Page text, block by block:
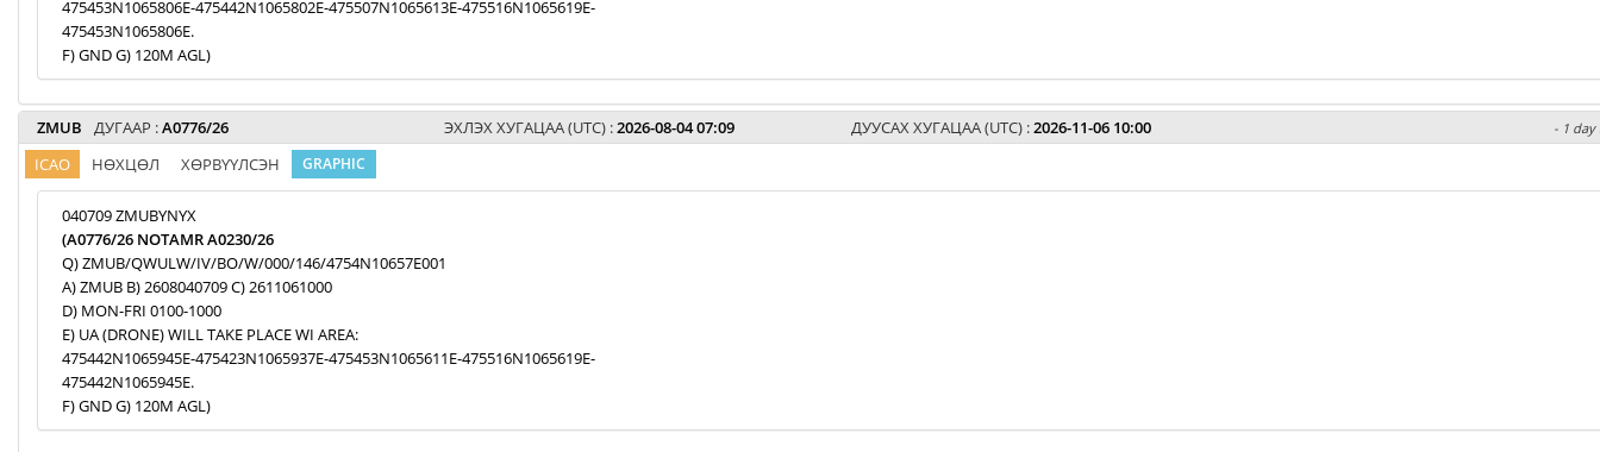
475453N1065806E-475442N1065802E-475507N1065613E-475516N1065619E-
475453N1065806E.
F) GND G) 120M AGL)
ZMUB ДУГААР :A0776/26 ЭХЛЭХ ХУГАЦАА (UTC) :2026-08-04 07:09 ДУУСАХ ХУГАЦАА (UTC) :2026-11-06 10:00 - 1 day
ICAO НӨХЦӨЛ ХӨРВҮҮЛСЭН GRAPHIC
040709 ZMUBYNYX
(A0776/26 NOTAMR A0230/26
Q) ZMUB/QWULW/IV/BO/W/000/146/4754N10657E001
A) ZMUB B) 2608040709 C) 2611061000
D) MON-FRI 0100-1000
E) UA (DRONE) WILL TAKE PLACE WI AREA:
475442N1065945E-475423N1065937E-475453N1065611E-475516N1065619E-
475442N1065945E.
F) GND G) 120M AGL)